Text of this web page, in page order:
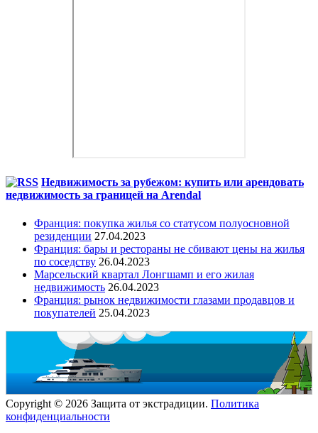
Недвижимость за рубежом: купить или арендовать
недвижимость за границей на Arendal
Франция: покупка жилья со статусом полуосновной
резиденции 27.04.2023
Франция: бары и рестораны не сбивают цены на жилья
по соседству 26.04.2023
Марсельский квартал Лонгшамп и его жилая
недвижимость 26.04.2023
Франция: рынок недвижимости глазами продавцов и
покупателей 25.04.2023
Copyright © 2026 Защита от экстрадиции. Политика
конфиденциальности